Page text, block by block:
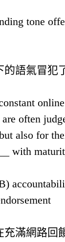
tone
的語氣冒犯
often
also for
with
充滿網路回